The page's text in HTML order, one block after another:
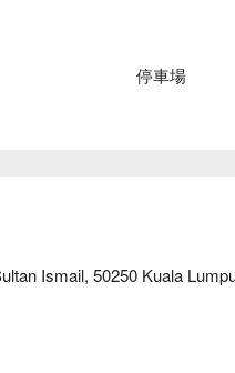
停車場
Ismail, 50250 Kuala